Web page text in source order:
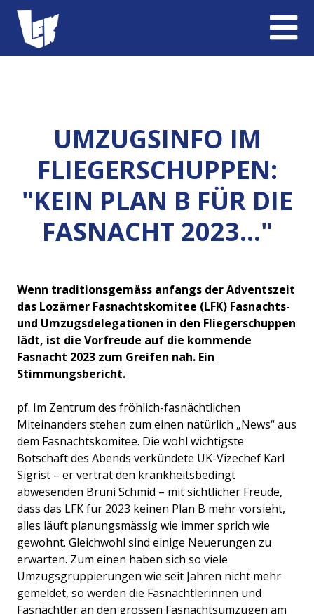
UMZUGSINFO IM
FLIEGERSCHUPPEN:
"KEIN PLAN B FÜR DIE
FASNACHT 2023..."
Wenn traditionsgemäss anfangs der Adventszeit
das Lozärner Fasnachtskomitee (LFK) Fasnachts-
und Umzugsdelegationen in den Fliegerschuppen
lädt, ist die Vorfreude auf die kommende
Fasnacht 2023 zum Greifen nah. Ein
Stimmungsbericht.
pf. Im Zentrum des fröhlich-fasnächtlichen
Miteinanders stehen zum einen natürlich „News“ aus
dem Fasnachtskomitee. Die wohl wichtigste
Botschaft des Abends verkündete UK-Vizechef Karl
Sigrist – er vertrat den krankheitsbedingt
abwesenden Bruni Schmid – mit sichtlicher Freude,
dass das LFK für 2023 keinen Plan B mehr vorsieht,
alles läuft planungsmässig wie immer sprich wie
gewohnt. Gleichwohl sind einige Neuerungen zu
erwarten. Zum einen haben sich so viele
Umzugsgruppierungen wie seit Jahren nicht mehr
gemeldet, so werden die Fasnächtlerinnen und
Fasnächtler an den grossen Fasnachtsumzügen am